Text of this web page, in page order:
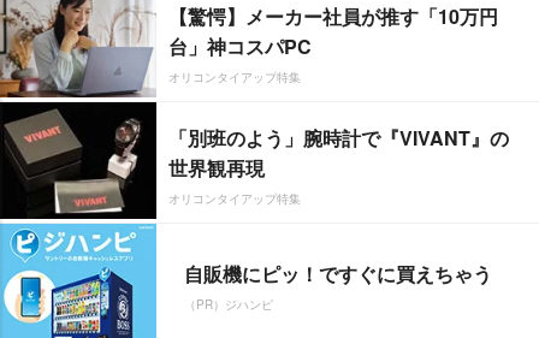
【驚愕】メーカー社員が推す「10万円
台」神コスパPC
オリコンタイアップ特集
「別班のよう」腕時計で『VIVANT』の
世界観再現
オリコンタイアップ特集
自販機にピッ！ですぐに買えちゃう
（PR）ジハンピ